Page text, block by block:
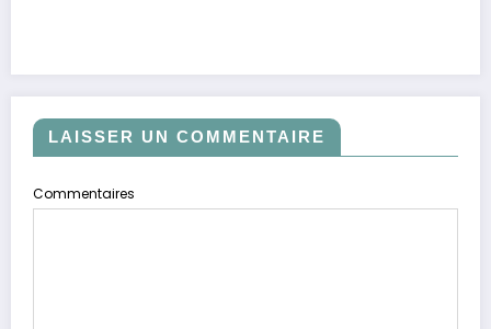
LAISSER UN COMMENTAIRE
Commentaires